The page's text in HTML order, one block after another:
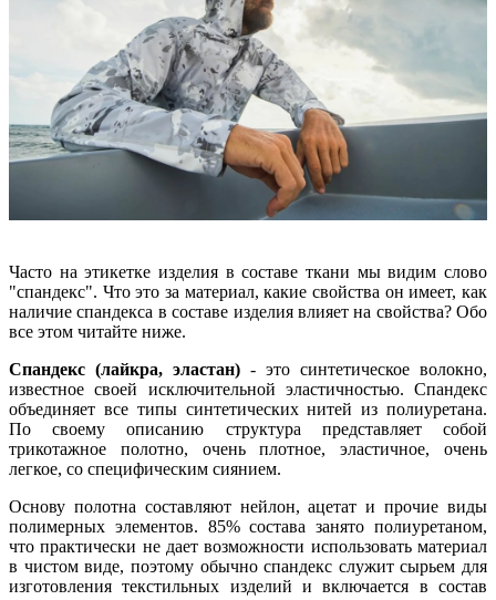
Часто на этикетке изделия в составе ткани мы видим слово
"спандекс". Что это за материал, какие свойства он имеет, как
наличие спандекса в составе изделия влияет на свойства? Обо
все этом читайте ниже.
Спандекс (лайкра, эластан) - это синтетическое волокно,
известное своей исключительной эластичностью. Спандекс
объединяет все типы синтетических нитей из полиуретана.
По своему описанию структура представляет собой
трикотажное полотно, очень плотное, эластичное, очень
легкое, со специфическим сиянием.
Основу полотна составляют нейлон, ацетат и прочие виды
полимерных элементов. 85% состава занято полиуретаном,
что практически не дает возможности использовать материал
в чистом виде, поэтому обычно спандекс служит сырьем для
изготовления текстильных изделий и включается в состав